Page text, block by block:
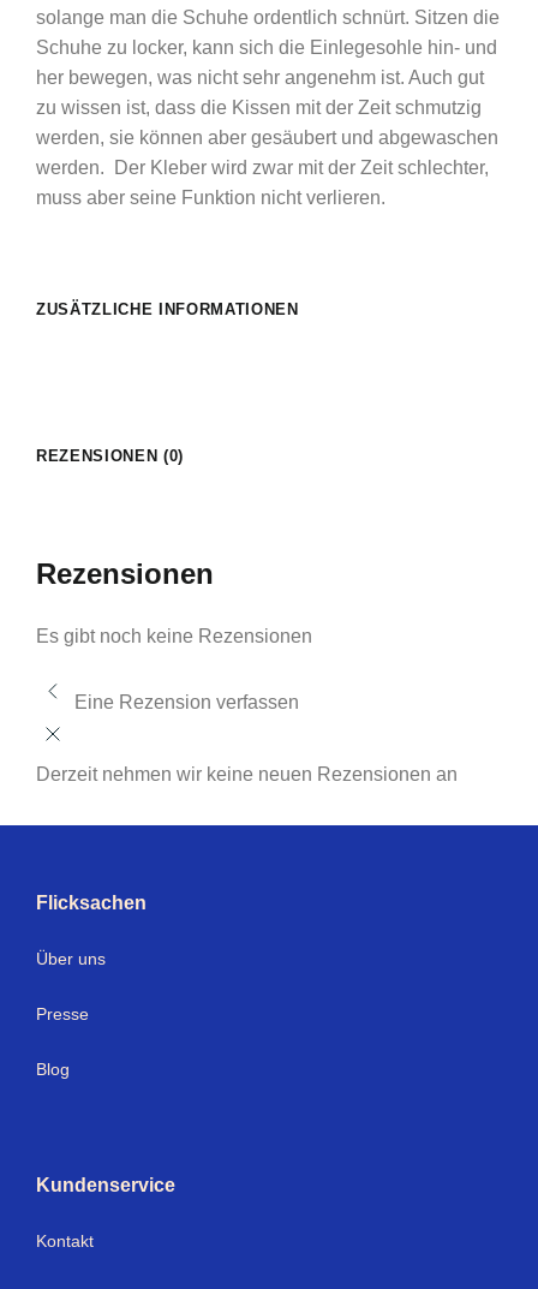
solange man die Schuhe ordentlich schnürt. Sitzen die
Schuhe zu locker, kann sich die Einlegesohle hin- und
her bewegen, was nicht sehr angenehm ist. Auch gut
zu wissen ist, dass die Kissen mit der Zeit schmutzig
werden, sie können aber gesäubert und abgewaschen
werden. Der Kleber wird zwar mit der Zeit schlechter,
muss aber seine Funktion nicht verlieren.
ZUSÄTZLICHE INFORMATIONEN
REZENSIONEN (0)
Rezensionen
Es gibt noch keine Rezensionen
Eine Rezension verfassen
Derzeit nehmen wir keine neuen Rezensionen an
Flicksachen
Über uns
Presse
Blog
Kundenservice
Kontakt